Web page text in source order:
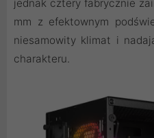
jednak cztery fabrycznie
mm z efektownym
niesamowity klimat i
charakteru.